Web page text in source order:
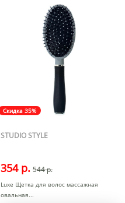
Скидка 35%
STUDIO STYLE
354 р. 544 р.
Luxe Щетка для волос массажная
овальная